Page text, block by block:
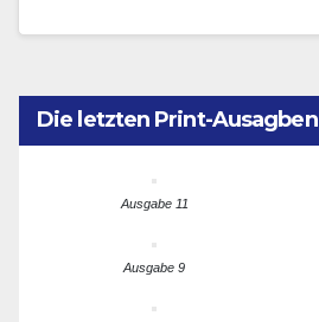
Die letzten Print-Ausagben
Ausgabe 11
Ausgabe 9